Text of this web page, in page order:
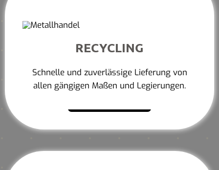
RECYCLING
Schnelle und zuverlässige Lieferung von
allen gängigen Maßen und Legierungen.